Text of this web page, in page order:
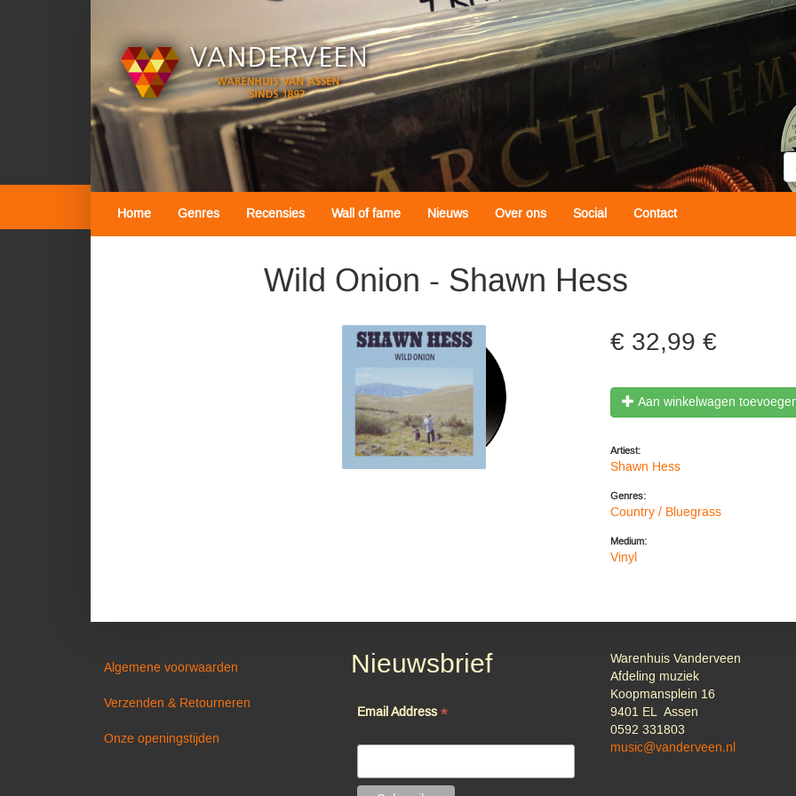
Home
Genres Recensies Wall of fame Nieuws Over ons Social Contact
Wild Onion - Shawn Hess
32,99 €
Aan winkelwagen
Artiest:
Shawn Hess
Genres:
Country / Bluegrass
Medium:
Vinyl
Algemene voorwaarden
Verzenden & Retourneren
Onze openingstijden
Nieuwsbrief
Email Address*
Warenhuis Vanderveen
Afdeling muziek
Koopmansplein 16
9401 EL Assen
0592 331803
music@vanderveen.nl